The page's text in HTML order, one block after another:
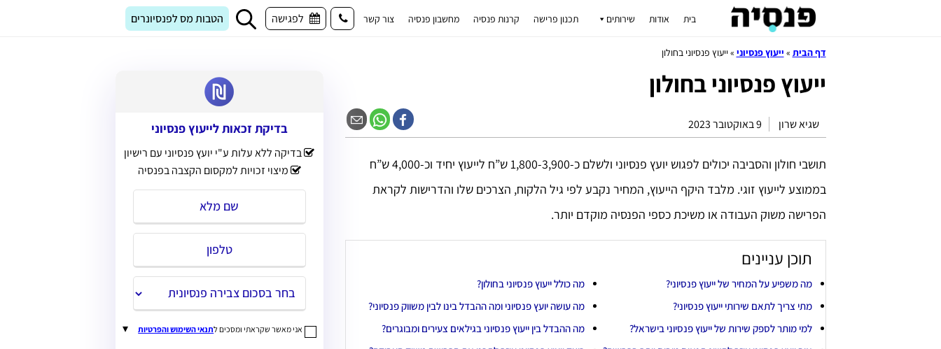
בית אודות שירותים תכנון פרישה קרנות פנסיה מחשבון פנסיה צור קשר לפגישה הטבות מס לפנסיונרים
דף הבית » ייעוץ פנסיוני »ייעוץ פנסיוני בחולון
ייעוץ פנסיוני בחולון
שגיא שרון 9 באוקטובר 2023
תושבי חולון והסביבה יכולים לפגוש יועץ פנסיוני ולשלם כ-1,800-3,900 ש”ח לייעוץ יחיד וכ-4,000 ש”ח
בממוצע לייעוץ זוגי. מלבד היקף הייעוץ, המחיר נקבע לפי גיל הלקוח, הצרכים שלו והדרישות לקראת
הפרישה משוק העבודה או משיכת כספי הפנסיה מוקדם יותר.
תוכן עניינים
מה משפיע על המחיר של ייעוץ פנסיוני?
מה כולל ייעוץ פנסיוני בחולון?
מתי צריך לתאם שירותי ייעוץ פנסיוני?
מה עושה יועץ פנסיוני ומה ההבדל בינו לבין משווק פנסיוני?
למי מותר לספק שירות של ייעוץ פנסיוני בישראל?
מה ההבדל בין ייעוץ פנסיוני בגילאים צעירים ומבוגרים?
בדיקת זכאות לייעוץ פנסיוני
בדיקה ללא עלות ע"י יועץ פנסיוני עם רישיון
מיצוי זכויות למקסום הקצבה בפנסיה
אני מאשר שקראתי ומסכים לתנאי השימוש והפרטיות ▾